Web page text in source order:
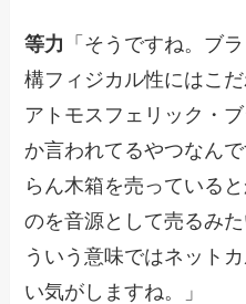
等力 「そうですね。ブ
構フィジカル性にはこ
アトモスフェリック・
か言われてるやつなん
らん木箱を売っている
のを音源として売るみ
ういう意味ではネット
い気がしますね。」